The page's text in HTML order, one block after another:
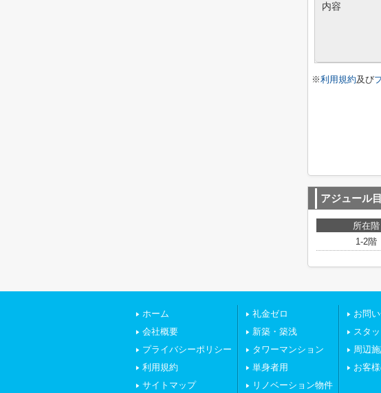
内容
※利用規約及び
アジュール
所在階
1-2階
ホーム
会社概要
プライバシーポリシー
利用規約
サイトマップ
礼金ゼロ
新築・築浅
タワーマンション
単身者用
リノベーション物件
お問
スタ
周辺
お客